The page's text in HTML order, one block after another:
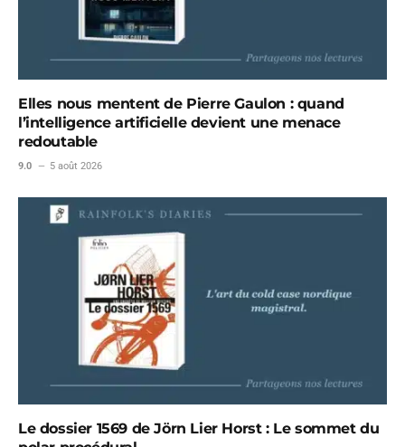
Elles nous mentent de Pierre Gaulon : quand
l’intelligence artificielle devient une menace
redoutable
9.0 5 août 2026
Le dossier 1569 de Jörn Lier Horst : Le sommet du